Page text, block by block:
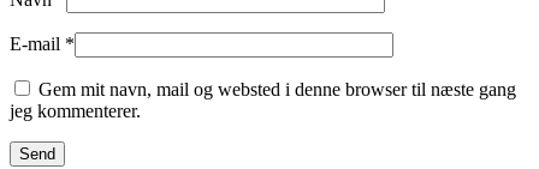
E-mail *
Gem mit navn, mail og websted i denne browser til næste gang
jeg kommenterer.